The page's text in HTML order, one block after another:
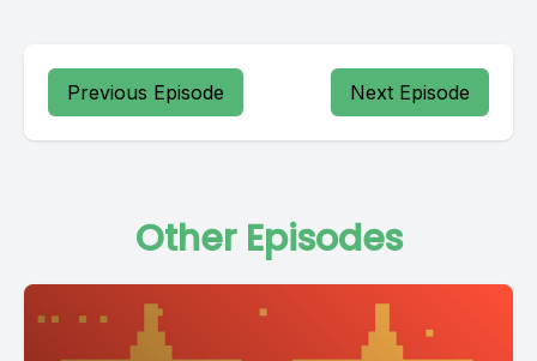
Previous Episode Next Episode
Other Episodes